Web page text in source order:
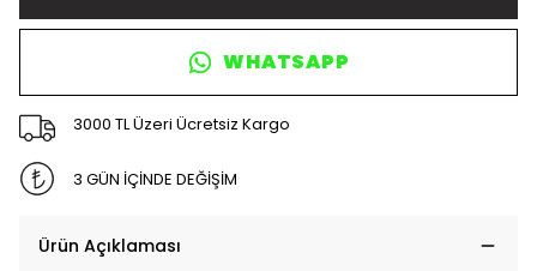
WHATSAPP
3000 TL Üzeri Ücretsiz Kargo
3 GÜN İÇİNDE DEĞİŞİM
Ürün Açıklaması